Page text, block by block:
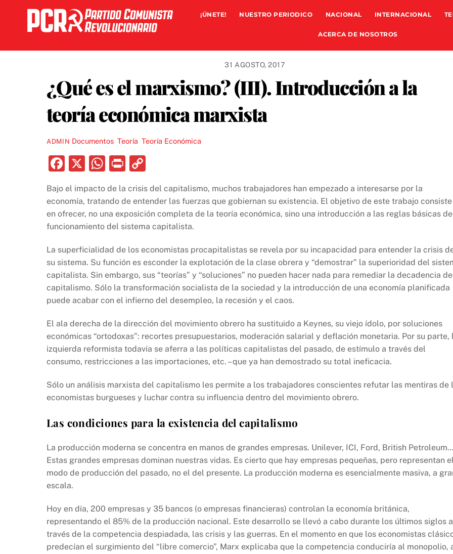
content
¡ÚNETE! NUESTRO PERIODICO NACIONAL INTERNACIONAL
ACERCA DE NOSOTROS
31 AGOSTO, 2017
¿Qué es el marxismo? (III). Introducción a la
teoría económica marxista
ADMIN Documentos ,Teoría ,Teoría Económica
F
c
e
b
o
o
k
X
W
at
s
A
p
p
P
nt p
y
Li
n
k
Bajo el impacto de la crisis del capitalismo, muchos trabajadores han empezado a interesarse por la
economía, tratando de entender las fuerzas que gobiernan su existencia. El objetivo de este trabajo consiste
en ofrecer, no una exposición completa de la teoría económica, sino una introducción a las reglas básicas de
funcionamiento del sistema capitalista.
La superficialidad de los economistas procapitalistas se revela por su incapacidad para entender la crisis
su sistema. Su función es esconder la explotación de la clase obrera y “demostrar” la superioridad del
capitalista. Sin embargo, sus “teorías” y “soluciones” no pueden hacer nada para remediar la decadencia
capitalismo. Sólo la transformación socialista de la sociedad y la introducción de una economía planificada
puede acabar con el infierno del desempleo, la recesión y el caos.
El ala derecha de la dirección del movimiento obrero ha sustituido a Keynes, su viejo ídolo, por soluciones
económicas “ortodoxas”: recortes presupuestarios, moderación salarial y deflación monetaria. Por su parte,
izquierda reformista todavía se aferra a las políticas capitalistas del pasado, de estímulo a través del
consumo, restricciones a las importaciones, etc. – que ya han demostrado su total ineficacia.
Sólo un análisis marxista del capitalismo les permite a los trabajadores conscientes refutar las mentiras de
economistas burgueses y luchar contra su influencia dentro del movimiento obrero.
Las condiciones para la existencia del capitalismo
La producción moderna se concentra en manos de grandes empresas. Unilever, ICI, Ford, British Petroleum…
Estas grandes empresas dominan nuestras vidas. Es cierto que hay empresas pequeñas, pero representan el
modo de producción del pasado, no el del presente. La producción moderna es esencialmente masiva, a
escala.
Hoy en día, 200 empresas y 35 bancos (o empresas financieras) controlan la economía británica,
representando el 85% de la producción nacional. Este desarrollo se llevó a cabo durante los últimos siglos a
través de la competencia despiadada, las crisis y las guerras. En el momento en que los economistas
predecían el surgimiento del “libre comercio”, Marx explicaba que la competencia conduciría al monopolio,